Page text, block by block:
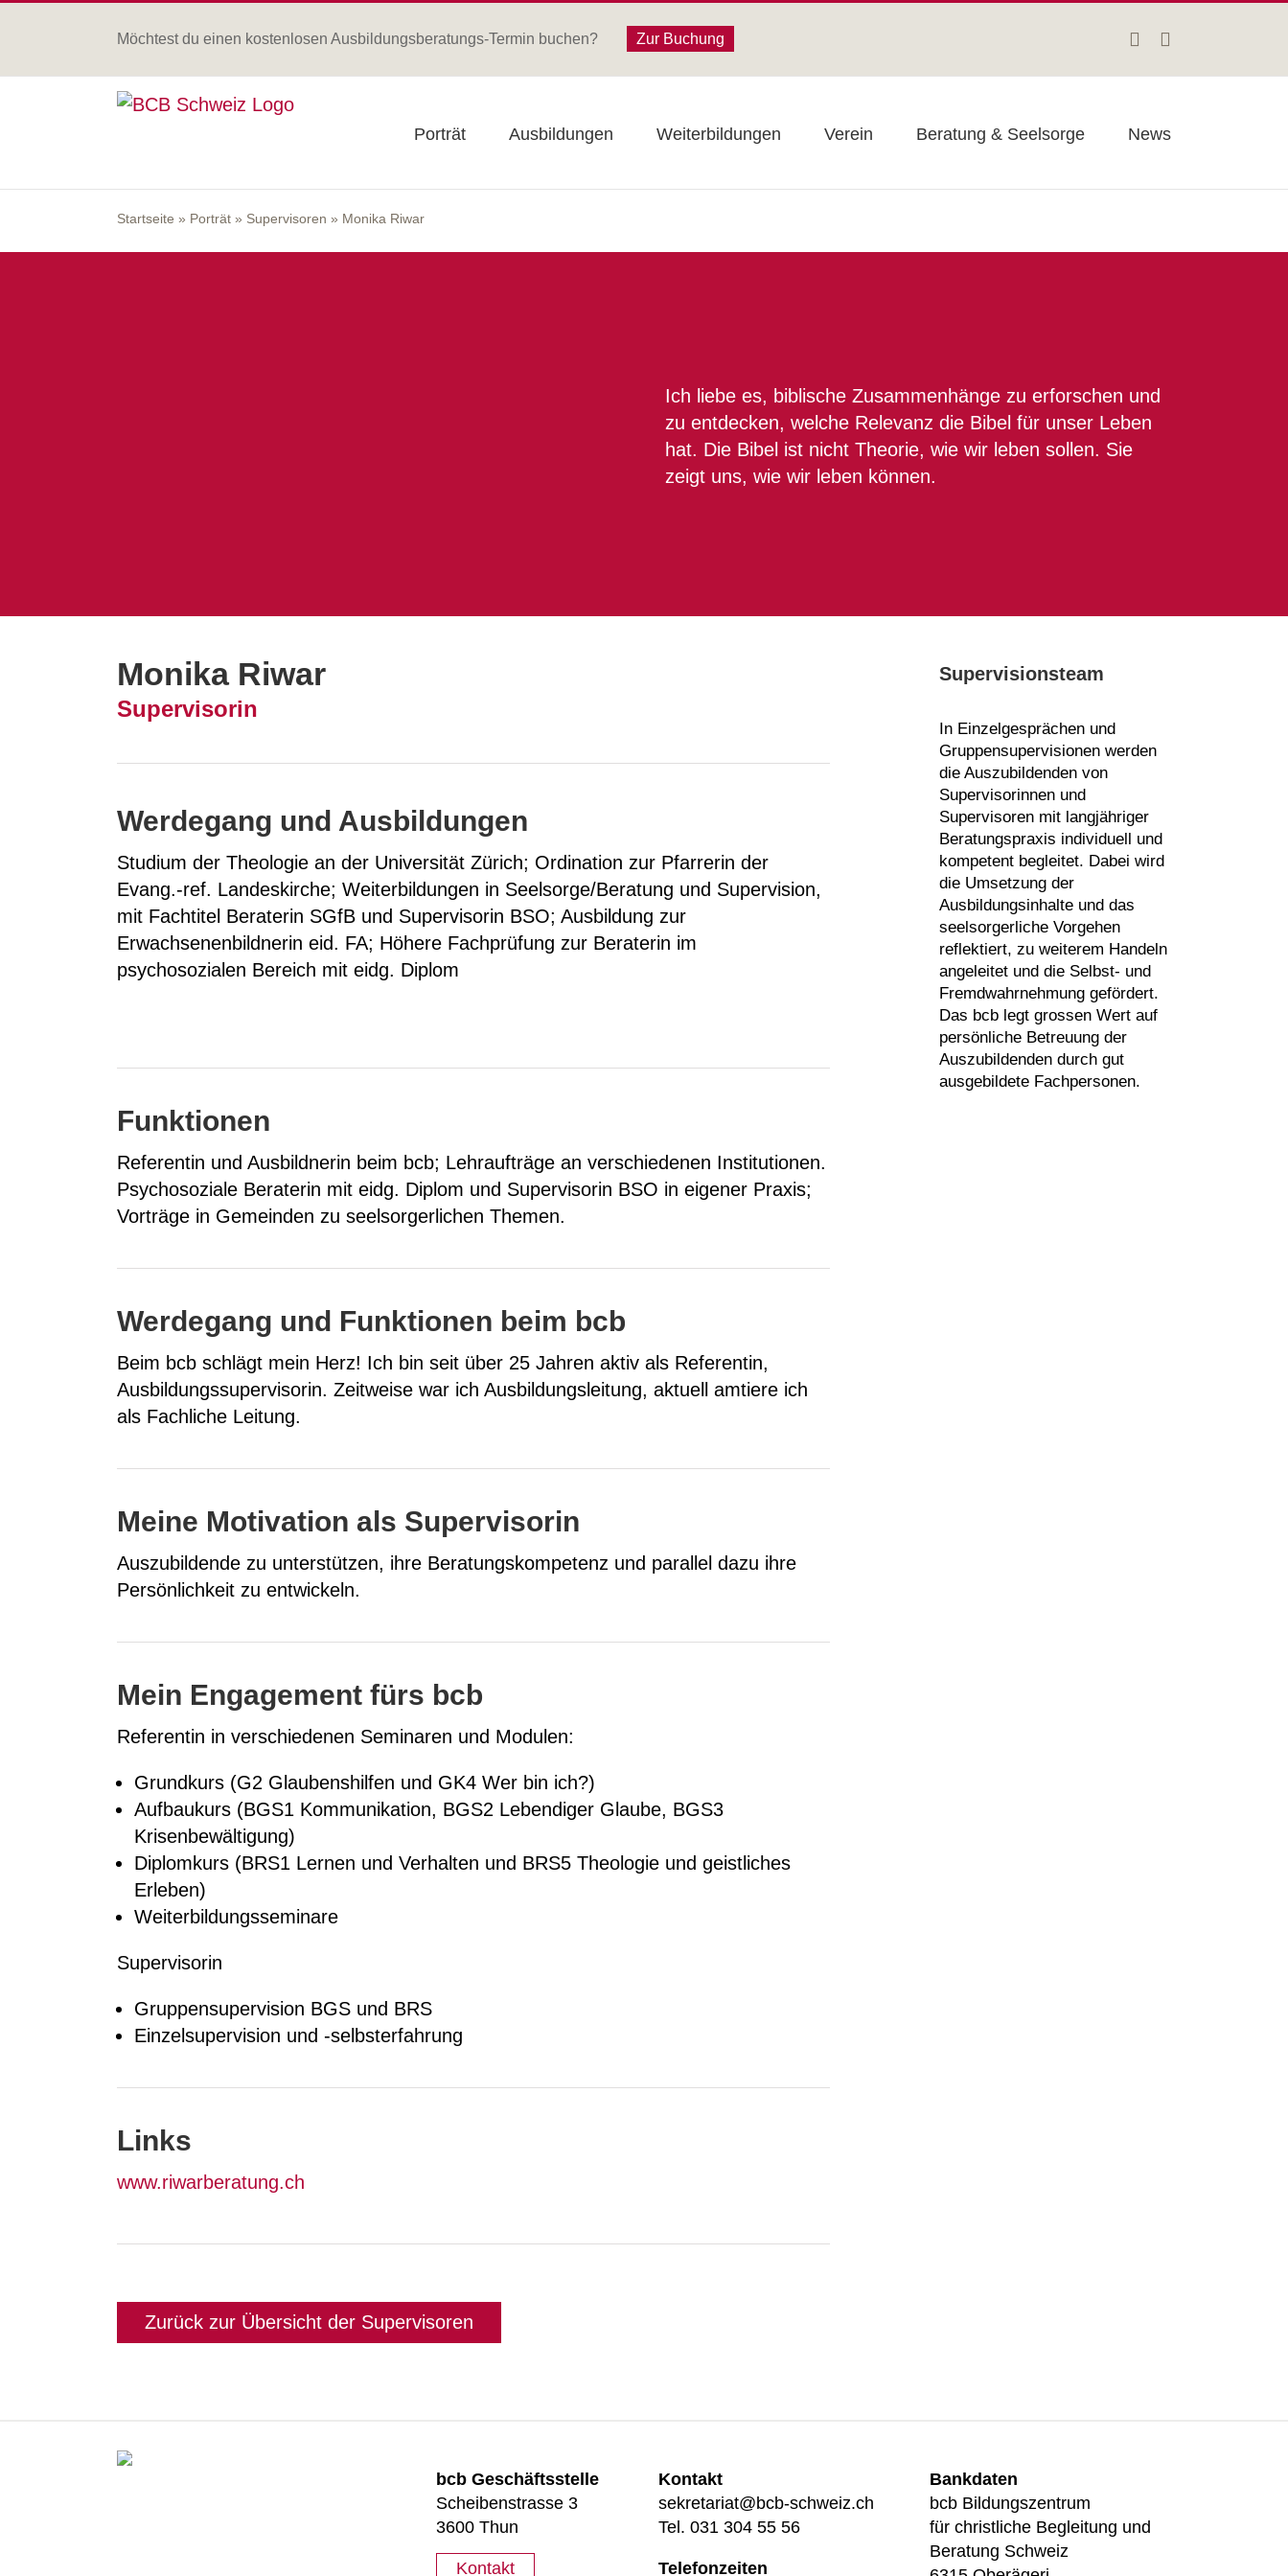
Möchtest du einen kostenlosen Ausbildungsberatungs-Termin buchen? Zur Buchung Facebook
Porträt Ausbildungen Weiterbildungen Verein Beratung & Seelsorge News
Startseite » Porträt » Supervisoren » Monika Riwar
Ich liebe es, biblische Zusammenhänge zu erforschen und
zu entdecken, welche Relevanz die Bibel für unser Leben
hat. Die Bibel ist nicht Theorie, wie wir leben sollen. Sie
zeigt uns, wie wir leben können.
Monika Riwar
Supervisorin
Werdegang und Ausbildungen
Studium der Theologie an der Universität Zürich; Ordination zur Pfarrerin der
Evang.-ref. Landeskirche; Weiterbildungen in Seelsorge/Beratung und Supervision,
mit Fachtitel Beraterin SGfB und Supervisorin BSO; Ausbildung zur
Erwachsenenbildnerin eid. FA; Höhere Fachprüfung zur Beraterin im
psychosozialen Bereich mit eidg. Diplom
Funktionen
Referentin und Ausbildnerin beim bcb; Lehraufträge an verschiedenen Institutionen.
Psychosoziale Beraterin mit eidg. Diplom und Supervisorin BSO in eigener Praxis;
Vorträge in Gemeinden zu seelsorgerlichen Themen.
Werdegang und Funktionen beim bcb
Beim bcb schlägt mein Herz! Ich bin seit über 25 Jahren aktiv als Referentin,
Ausbildungssupervisorin. Zeitweise war ich Ausbildungsleitung, aktuell amtiere ich
als Fachliche Leitung.
Meine Motivation als Supervisorin
Auszubildende zu unterstützen, ihre Beratungskompetenz und parallel dazu ihre
Persönlichkeit zu entwickeln.
Mein Engagement fürs bcb
Referentin in verschiedenen Seminaren und Modulen:
Grundkurs (G2 Glaubenshilfen und GK4 Wer bin ich?)
Aufbaukurs (BGS1 Kommunikation, BGS2 Lebendiger Glaube, BGS3
Krisenbewältigung)
Diplomkurs (BRS1 Lernen und Verhalten und BRS5 Theologie und geistliches
Erleben)
Weiterbildungsseminare
Supervisorin
Gruppensupervision BGS und BRS
Einzelsupervision und -selbsterfahrung
Links
www.riwarberatung.ch
Zurück zur Übersicht der Supervisoren
Supervisionsteam
In Einzelgesprächen und
Gruppensupervisionen werden
die Auszubildenden von
Supervisorinnen und
Supervisoren mit langjähriger
Beratungspraxis individuell und
kompetent begleitet. Dabei wird
die Umsetzung der
Ausbildungsinhalte und das
seelsorgerliche Vorgehen
reflektiert, zu weiterem Handeln
angeleitet und die Selbst- und
Fremdwahrnehmung gefördert.
Das bcb legt grossen Wert auf
persönliche Betreuung der
Auszubildenden durch gut
ausgebildete Fachpersonen.
bcb Geschäftsstelle
Scheibenstrasse 3
3600 Thun
Kontakt
Kontakt
sekretariat@bcb-schweiz.ch
Tel. 031 304 55 56
Telefonzeiten
Bankdaten
bcb Bildungszentrum
für christliche Begleitung und
Beratung Schweiz